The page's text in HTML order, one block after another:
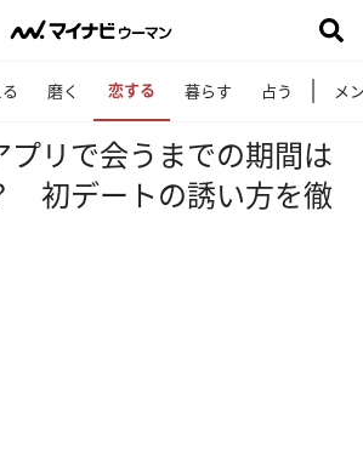
磨く 恋する 暮らす 占う メ
プリで会うまでの期間は
初デートの誘い方を徹